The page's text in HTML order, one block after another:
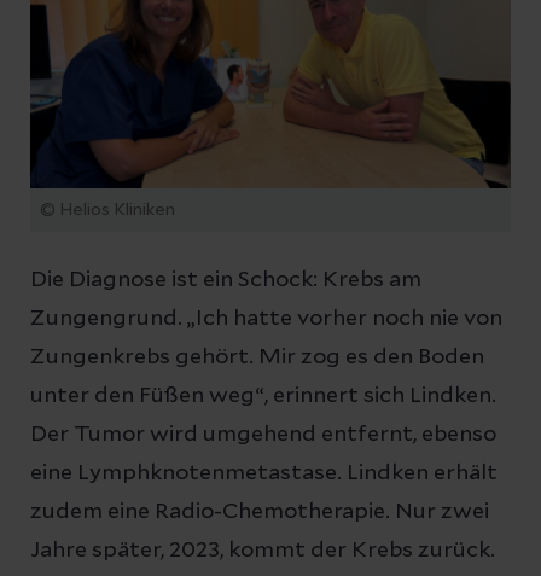
© Helios Kliniken
Die Diagnose ist ein Schock: Krebs am
Zungengrund. „Ich hatte vorher noch nie von
Zungenkrebs gehört. Mir zog es den Boden
unter den Füßen weg“, erinnert sich Lindken.
Der Tumor wird umgehend entfernt, ebenso
eine Lymphknotenmetastase. Lindken erhält
zudem eine Radio-Chemotherapie. Nur zwei
Jahre später, 2023, kommt der Krebs zurück.